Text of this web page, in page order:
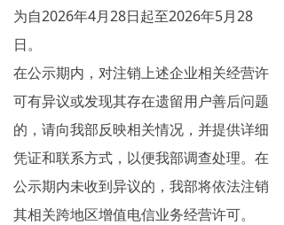
为自2026年4月28日起至2026年5月28
日。
在公示期内，对注销上述企业相关经营许
可有异议或发现其存在遗留用户善后问题
的，请向我部反映相关情况，并提供详细
凭证和联系方式，以便我部调查处理。在
公示期内未收到异议的，我部将依法注销
其相关跨地区增值电信业务经营许可。